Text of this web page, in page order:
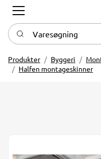
Varesøgning
Produkter Byggeri
Halfen montageskinner